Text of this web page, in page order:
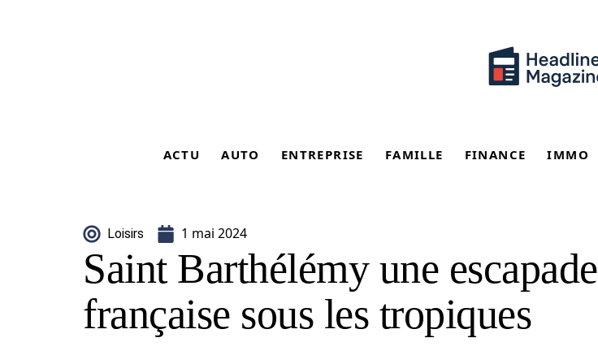
ACTU AUTO ENTREPRISE FAMILLE FINANCE IMMO
Loisirs 1 mai 2024
Saint Barthélémy une escapade
française sous les tropiques